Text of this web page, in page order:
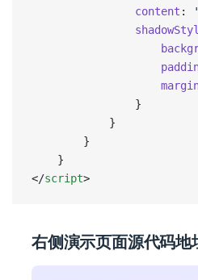
				content
:
				}
			}
		}
	}
</script>
右侧演示页面源代码地